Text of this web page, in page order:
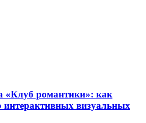
«Клуб романтики»: как
интерактивных визуальных